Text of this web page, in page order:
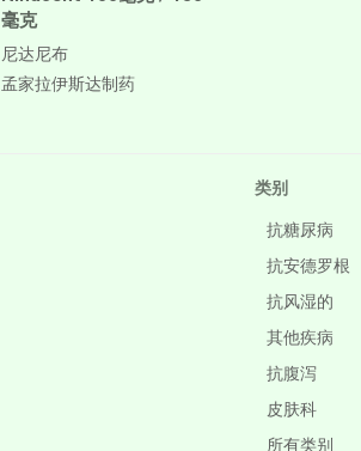
毫克
尼达尼布
孟家拉伊斯达制药
类别
抗糖尿病
抗安德罗根
抗风湿的
其他疾病
抗腹泻
皮肤科
所有类别